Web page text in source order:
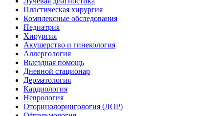
Пластическая хирургия
Комплексные обследования
Педиатрия
Хирургия
Акушерство и гинекология
Аллергология
Выездная помощь
Дневной стационар
Дерматология
Кардиология
Неврология
Оторинолорингология (ЛОР)